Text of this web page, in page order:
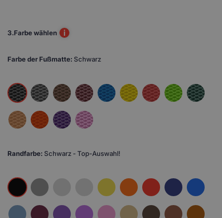
3.Farbe wählen i
Farbe der Fußmatte: Schwarz
Randfarbe: Schwarz - Top-Auswahl!